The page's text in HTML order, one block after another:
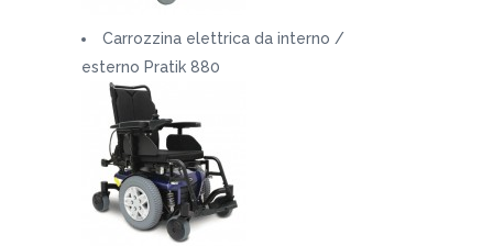
Carrozzina elettrica da interno /
esterno Pratik 880